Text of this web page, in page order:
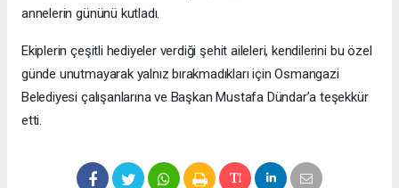
annelerin gününü kutladı.
Ekiplerin çeşitli hediyeler verdiği şehit aileleri, kendilerini bu özel
günde unutmayarak yalnız bırakmadıkları için Osmangazi
Belediyesi çalışanlarına ve Başkan Mustafa Dündar’a teşekkür
etti.